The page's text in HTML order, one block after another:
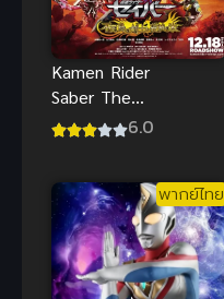
Kamen Rider
Saber The
Movie ซับไทย
6.0
พากย์ไทย